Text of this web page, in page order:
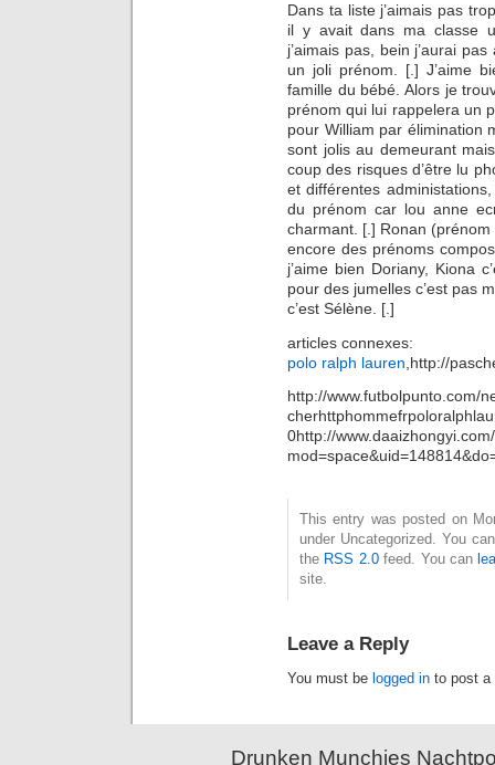
Dans ta liste j’aimais pas
il y avait dans ma classe
j’aimais pas, bein j’aurai
un joli prénom. [.] J’aime
famille du bébé. Alors je
prénom qui lui rappelera un
pour William par élimination
sont jolis au demeurant
coup des risques d’être lu
et différentes
du prénom car lou anne
charmant. [.] Ronan
encore des prénoms
j’aime bien Doriany, Kiona
pour des jumelles c’est pas
c’est Sélène. [.]
articles connexes:
polo ralph lauren ,http://
http://www.futbolpunto.com/
0http://
This entry was posted on
under Uncategorized. You
the RSS 2.0feed. You can
site.
Leave a Reply
You must be logged in to post a
Drunken Munchies